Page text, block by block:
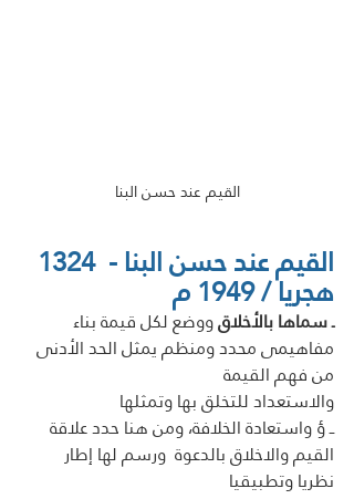
القيم عند حسن البنا
هجريا / 1949 م
ـ سماها بالأخلاق ووضع لكل قيمة بناء
مفاهيمى محدد ومنظم يمثل الحد الأدنى
من فهم القيمة
والاستعداد للتخلق بها وتمثلها
ــ ؤ واستعادة الخلافة، ومن هنا حدد علاقة
القيم والاخلاق بالدعوة  ورسم لها إطار
نظريا وتطبيقيا